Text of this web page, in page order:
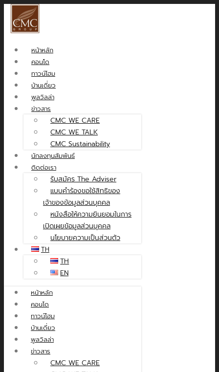
หน้าหลัก
คอนโด
ทาวน์โฮม
บ้านเดี่ยว
พูลวิลล่า
ข่าวสาร
CMC WE CARE
CMC WE TALK
CMC Sustainability
นักลงทุนสัมพันธ์
ติดต่อเรา
รับสมัคร The Adviser
แบบคำร้องขอใช้สิทธิของ
เจ้าของข้อมูลส่วนบุคคล
หนังสือให้ความยินยอมในการ
เปิดเผยข้อมูลส่วนบุคคล
นโยบายความเป็นส่วนตัว
TH
TH
EN
หน้าหลัก
คอนโด
ทาวน์โฮม
บ้านเดี่ยว
พูลวิลล่า
ข่าวสาร
CMC WE CARE